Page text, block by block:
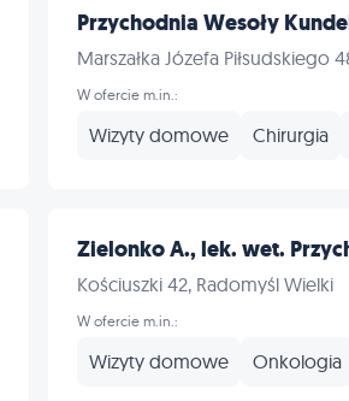
Przychodnia Wesoły
Marszałka Józefa Piłsudskiego
W ofercie m.in.:
Wizyty domowe Chirurgia
Zielonko A., lek. wet.
Kościuszki 42, Radomyśl Wielki
W ofercie m.in.:
Wizyty domowe Onkologia